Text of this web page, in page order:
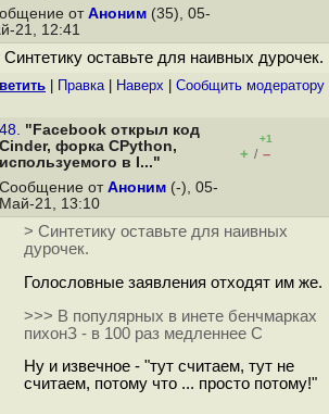
от Аноним (35), 05-
21, 12:41
Синтетику оставьте для наивных дурочек.
Правка| Наверх Cообщить модератору
48. "Facebook открыл код
Cinder, форка CPython,
используемого в I..."
+1
+ / –
Сообщение от Аноним (-), 05-
Май-21, 13:10
> Синтетику оставьте для наивных
дурочек.
Голословные заявления отходят им же.
>>> В популярных в инете бенчмарках
пихонЗ - в 100 раз медленнее С
Ну и извечное - "тут считаем, тут не
считаем, потому что ... просто потому!"